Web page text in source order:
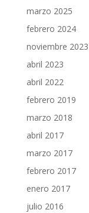
marzo 2025
febrero 2024
noviembre 2023
abril 2023
abril 2022
febrero 2019
marzo 2018
abril 2017
marzo 2017
febrero 2017
enero 2017
julio 2016